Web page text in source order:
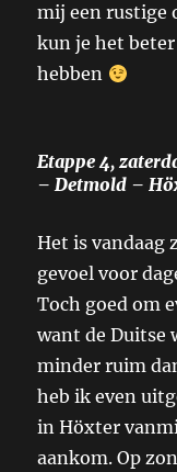
mij een rustige
kun je het
hebben
Etappe 4,
– Detmold –
Het is vandaag
gevoel voor
Toch goed om
want de
minder ruim
heb ik even
in Höxter
aankom. Op